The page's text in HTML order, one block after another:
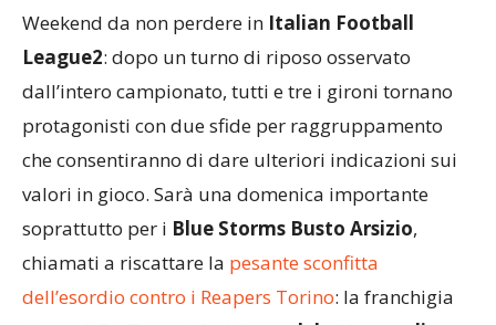
Weekend da non perdere in Italian Football
League2: dopo un turno di riposo osservato
dall’intero campionato, tutti e tre i gironi tornano
protagonisti con due sfide per raggruppamento
che consentiranno di dare ulteriori indicazioni sui
valori in gioco. Sarà una domenica importante
soprattutto per i Blue Storms Busto Arsizio,
chiamati a riscattare la pesante sconfitta
dell’esordio contro i Reapers Torino: la franchigia